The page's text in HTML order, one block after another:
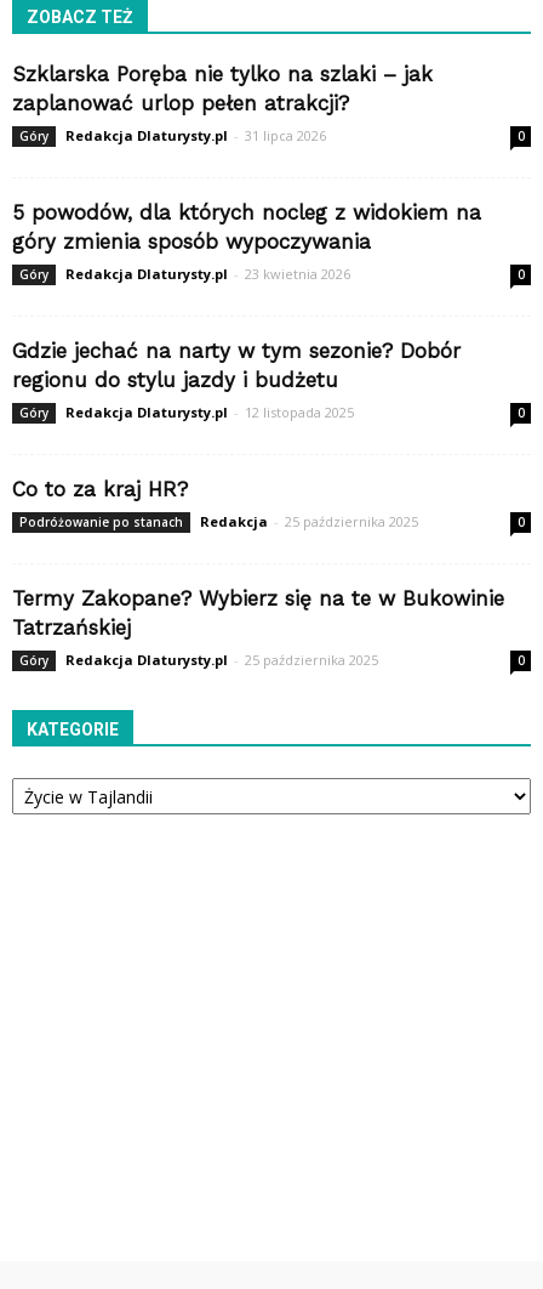
ZOBACZ TEŻ
Szklarska Poręba nie tylko na szlaki – jak
zaplanować urlop pełen atrakcji?
Góry Redakcja Dlaturysty.pl - 31 lipca 2026 0
5 powodów, dla których nocleg z widokiem na
góry zmienia sposób wypoczywania
Góry Redakcja Dlaturysty.pl - 23 kwietnia 2026 0
Gdzie jechać na narty w tym sezonie? Dobór
regionu do stylu jazdy i budżetu
Góry Redakcja Dlaturysty.pl - 12 listopada 2025 0
Co to za kraj HR?
Podróżowanie po stanach Redakcja - 25 października 2025 0
Termy Zakopane? Wybierz się na te w Bukowinie
Tatrzańskiej
Góry Redakcja Dlaturysty.pl - 25 października 2025 0
KATEGORIE
Kategorie